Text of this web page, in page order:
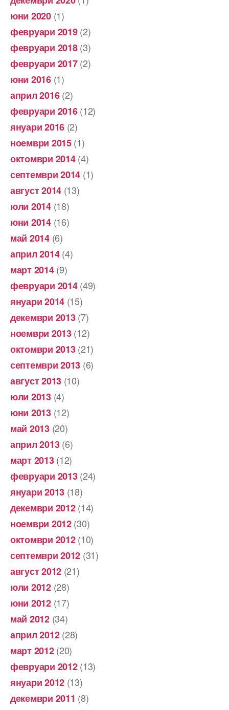
юни 2020(1)
февруари 2019(2)
февруари 2018(3)
февруари 2017(2)
юни 2016(1)
април 2016(2)
февруари 2016(12)
януари 2016 (2)
ноември 2015(1)
октомври 2014(4)
септември 2014 (1)
август 2014 (13)
юли 2014(18)
юни 2014(16)
май 2014(6)
април 2014(4)
март 2014(9)
февруари 2014(49)
януари 2014 (15)
декември 2013(7)
ноември 2013(12)
октомври 2013(21)
септември 2013 (6)
август 2013 (10)
юли 2013(4)
юни 2013(12)
май 2013(20)
април 2013(6)
март 2013(12)
февруари 2013(24)
януари 2013 (18)
декември 2012(14)
ноември 2012(30)
октомври 2012(10)
септември 2012 (31)
август 2012 (21)
юли 2012(28)
юни 2012(17)
май 2012(34)
април 2012(28)
март 2012(20)
февруари 2012(13)
януари 2012 (13)
декември 2011 (8)